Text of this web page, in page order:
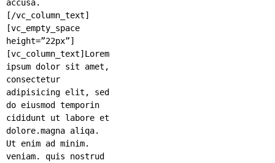
accusa.
[/vc_column_text]
[vc_empty_space
height=”22px”]
[vc_column_text]Lorem
ipsum dolor sit amet,
consectetur
adipisicing elit, sed
do eiusmod temporin
cididunt ut labore et
dolore.magna aliqa.
Ut enim ad minim.
veniam. quis nostrud